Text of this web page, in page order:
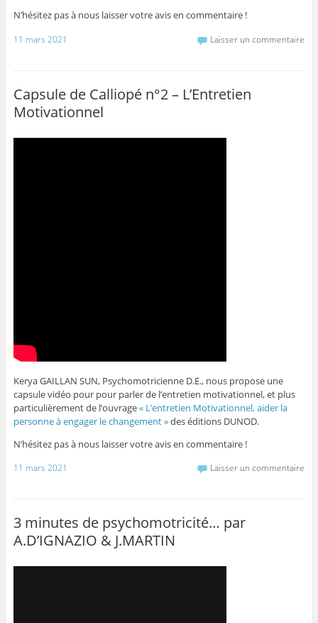
N’hésitez pas à nous laisser votre avis en commentaire !
11 mars 2021 Laisser un commentaire
Capsule de Calliopé n°2 – L’Entretien
Motivationnel
Kerya GAILLAN SUN, Psychomotricienne D.E., nous propose une
capsule vidéo pour pour parler de l’entretien motivationnel, et plus
particulièrement de l’ouvrage« L’entretien Motivationnel, aider la
personne à engager le changement »des éditions DUNOD.
N’hésitez pas à nous laisser votre avis en commentaire !
11 mars 2021 Laisser un commentaire
3 minutes de psychomotricité… par
A.D’IGNAZIO & J.MARTIN